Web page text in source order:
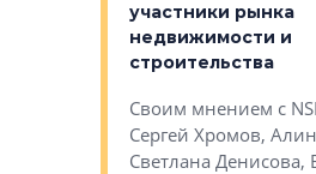
участники рынка
недвижимости и
строительства
Своим мнением с
Сергей Хромов,
Светлана Денисова,